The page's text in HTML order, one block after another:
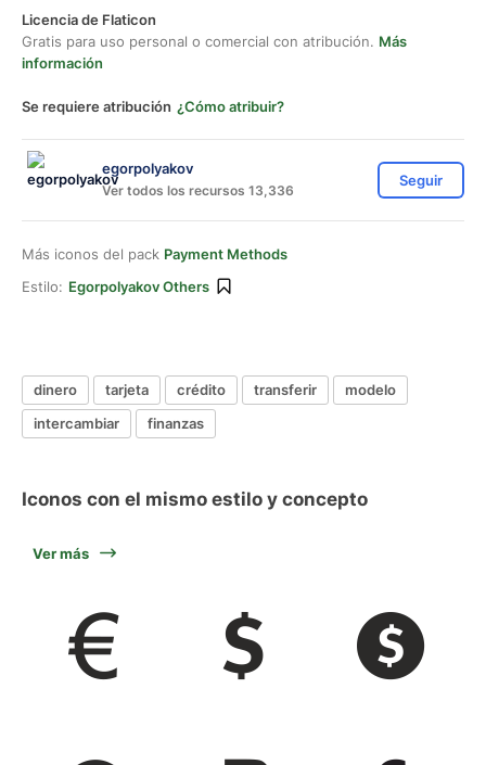
Licencia de Flaticon
Gratis para uso personal o comercial con atribución. Más
información
Se requiere atribución ¿Cómo atribuir?
egorpolyakov
Ver todos los recursos 13,336
Seguir
Más iconos del pack Payment Methods
Estilo: Egorpolyakov Others
dinero tarjeta crédito transferir
modelo
intercambiar
finanzas
Iconos con el mismo estilo y concepto
Ver más